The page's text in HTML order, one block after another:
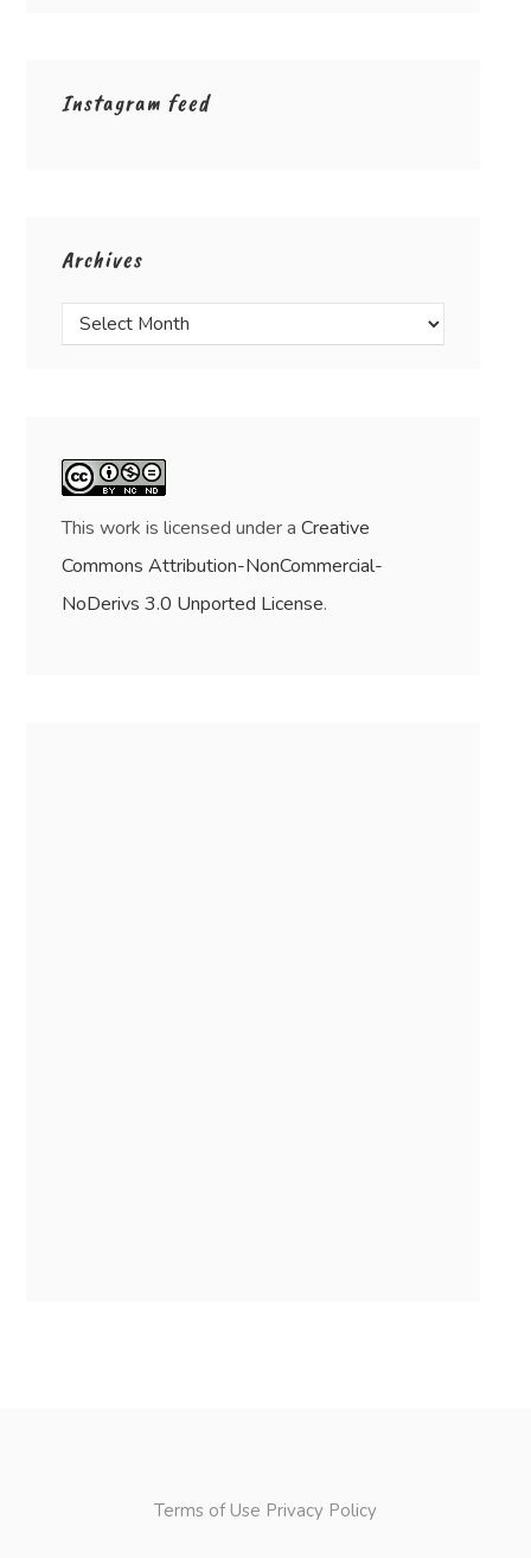
Instagram feed
Archives
This work is licensed under aCreative
Commons Attribution-NonCommercial-
NoDerivs 3.0 Unported License.
Terms of Use Privacy Policy